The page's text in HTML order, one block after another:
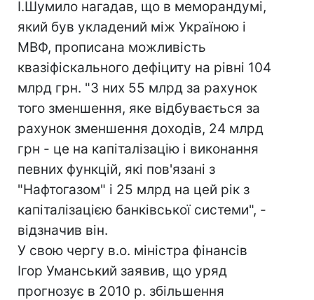
І.Шумило нагадав, що в меморандумі,
який був укладений між Україною і
МВФ, прописана можливість
квазіфіскального дефіциту на рівні 104
млрд грн. "З них 55 млрд за рахунок
того зменшення, яке відбувається за
рахунок зменшення доходів, 24 млрд
грн - це на капіталізацію і виконання
певних функцій, які пов'язані з
"Нафтогазом" і 25 млрд на цей рік з
капіталізацією банківської системи", -
відзначив він.
У свою чергу в.о. міністра фінансів
Ігор Уманський заявив, що уряд
прогнозує в 2010 р. збільшення